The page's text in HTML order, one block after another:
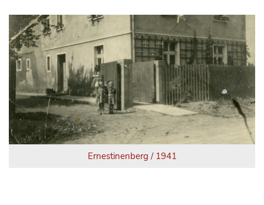
Ernestinenberg / 1941